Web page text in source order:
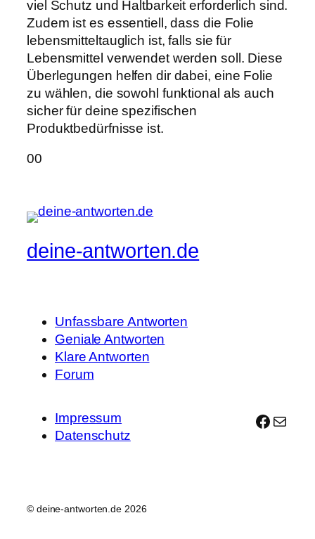
viel Schutz und Haltbarkeit erforderlich sind.
Zudem ist es essentiell, dass die Folie
lebensmitteltauglich ist, falls sie für
Lebensmittel verwendet werden soll. Diese
Überlegungen helfen dir dabei, eine Folie
zu wählen, die sowohl funktional als auch
sicher für deine spezifischen
Produktbedürfnisse ist.
Anklicken
nach
0Anklicken
nach
0
deine-antworten.de
Unfassbare Antworten
Geniale Antworten
Klare Antworten
Forum
Impressum
Datenschutz
E-Mail
© deine-antworten.de 2026